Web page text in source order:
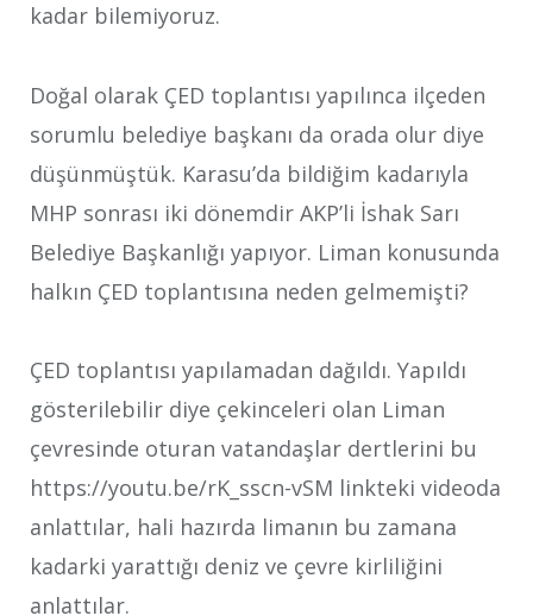
kadar bilemiyoruz.
Doğal olarak ÇED toplantısı yapılınca ilçeden
sorumlu belediye başkanı da orada olur diye
düşünmüştük. Karasu’da bildiğim kadarıyla
MHP sonrası iki dönemdir AKP’li İshak Sarı
Belediye Başkanlığı yapıyor. Liman konusunda
halkın ÇED toplantısına neden gelmemişti?
ÇED toplantısı yapılamadan dağıldı. Yapıldı
gösterilebilir diye çekinceleri olan Liman
çevresinde oturan vatandaşlar dertlerini bu
https://youtu.be/rK_sscn-vSM linkteki videoda
anlattılar, hali hazırda limanın bu zamana
kadarki yarattığı deniz ve çevre kirliliğini
anlattılar.